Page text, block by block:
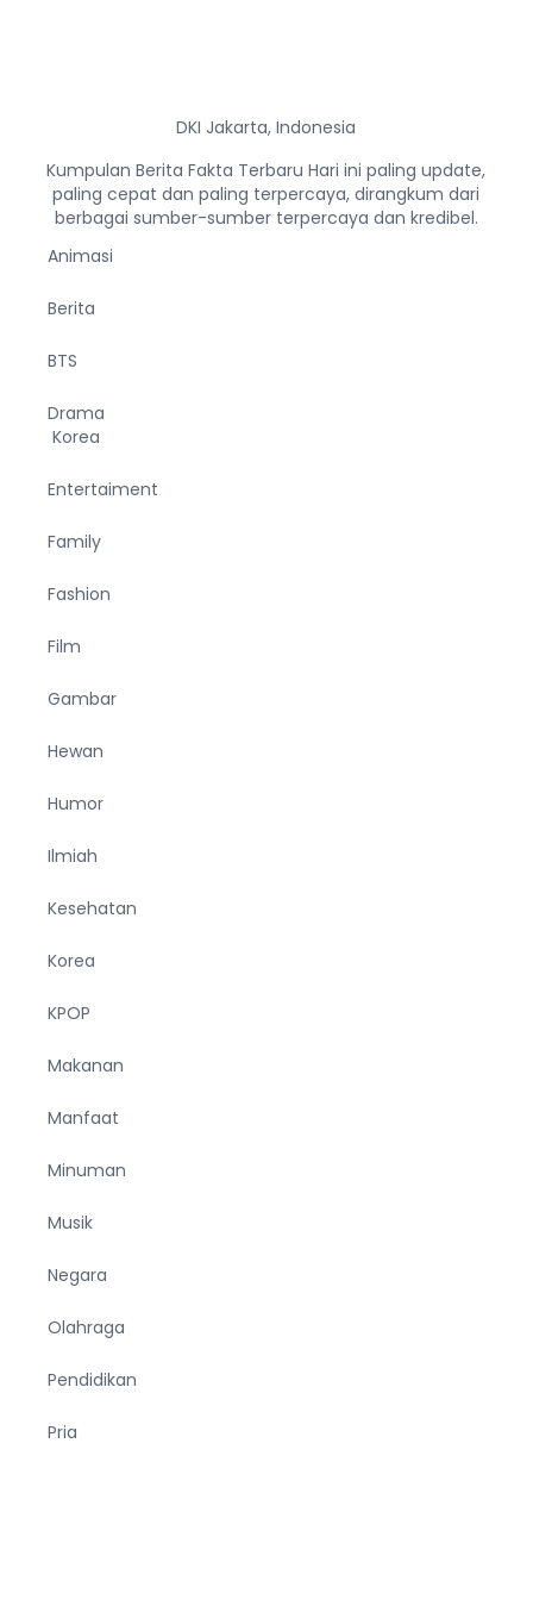
DKI Jakarta, Indonesia
Kumpulan Berita Fakta Terbaru Hari ini paling update,
paling cepat dan paling terpercaya, dirangkum dari
berbagai sumber-sumber terpercaya dan kredibel.
Animasi
Berita
BTS
Drama
Korea
Entertaiment
Family
Fashion
Film
Gambar
Hewan
Humor
Ilmiah
Kesehatan
Korea
KPOP
Makanan
Manfaat
Minuman
Musik
Negara
Olahraga
Pendidikan
Pria